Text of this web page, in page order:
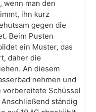
wenn man den
ihn kurz
gegen die
Beim Pusten
ein Muster, das
daher die
An diesem
nehmen und
Schüssel
ständig